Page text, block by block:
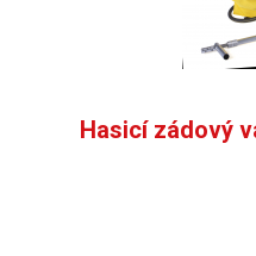
Hasicí zádový